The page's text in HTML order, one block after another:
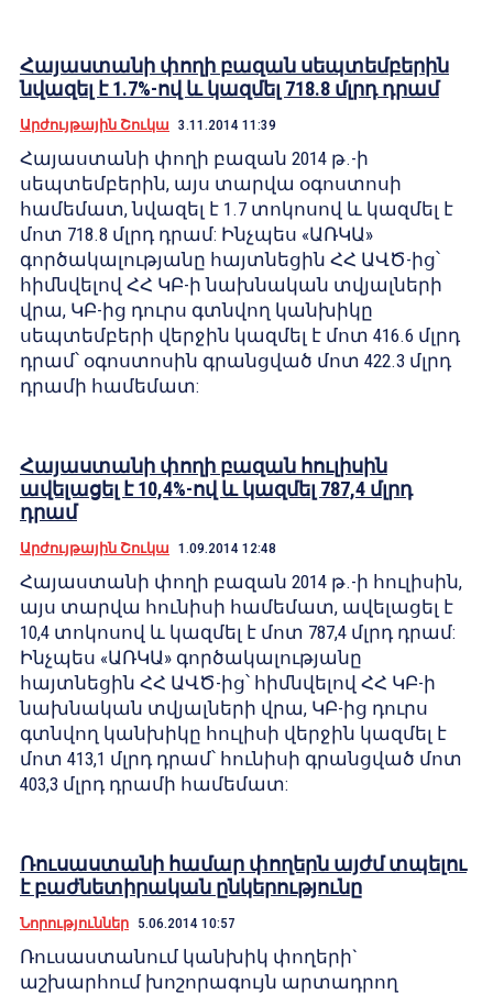
Հայաստանի փողի բազան սեպտեմբերին
նվազել է 1.7%-ով և կազմել 718.8 մլրդ դրամ
Արժույթային Շուկա 3.11.2014 11:39
Հայաստանի փողի բազան 2014 թ.-ի
սեպտեմբերին, այս տարվա օգոստոսի
համեմատ, նվազել է 1.7 տոկոսով և կազմել է
մոտ 718.8 մլրդ դրամ: Ինչպես «ԱՌԿԱ»
գործակալությանը հայտնեցին ՀՀ ԱՎԾ-ից՝
հիմնվելով ՀՀ ԿԲ-ի նախնական տվյալների
վրա, ԿԲ-ից դուրս գտնվող կանխիկը
սեպտեմբերի վերջին կազմել է մոտ 416.6 մլրդ
դրամ՝ օգոստոսին գրանցված մոտ 422.3 մլրդ
դրամի համեմատ:
Հայաստանի փողի բազան հուլիսին
ավելացել է 10,4%-ով և կազմել 787,4 մլրդ
դրամ
Արժույթային Շուկա 1.09.2014 12:48
Հայաստանի փողի բազան 2014 թ.-ի հուլիսին,
այս տարվա հունիսի համեմատ, ավելացել է
10,4 տոկոսով և կազմել է մոտ 787,4 մլրդ դրամ:
Ինչպես «ԱՌԿԱ» գործակալությանը
հայտնեցին ՀՀ ԱՎԾ-ից՝ հիմնվելով ՀՀ ԿԲ-ի
նախնական տվյալների վրա, ԿԲ-ից դուրս
գտնվող կանխիկը հուլիսի վերջին կազմել է
մոտ 413,1 մլրդ դրամ՝ հունիսի գրանցված մոտ
403,3 մլրդ դրամի համեմատ:
Ռուսաստանի համար փողերն այժմ տպելու
է բաժնետիրական ընկերությունը
Նորություններ 5.06.2014 10:57
Ռուսաստանում կանխիկ փողերի`
աշխարհում խոշորագույն արտադրող